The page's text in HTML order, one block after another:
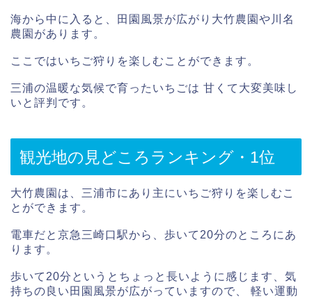
海から中に入ると、田園風景が広がり大竹農園や川名
農園があります。
ここではいちご狩りを楽しむことができます。
三浦の温暖な気候で育ったいちごは 甘くて大変美味し
いと評判です。
観光地の見どころランキング・1位
大竹農園は、三浦市にあり主にいちご狩りを楽しむこ
とができます。
電車だと京急三崎口駅から、歩いて20分のところにあ
ります。
歩いて20分というとちょっと長いように感じます、気
持ちの良い田園風景が広がっていますので、 軽い運動